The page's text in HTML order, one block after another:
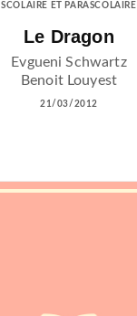
SCOLAIRE ET PARASCOLAIRE
Le Dragon
Evgueni Schwartz
Benoit Louyest
21/03/2012